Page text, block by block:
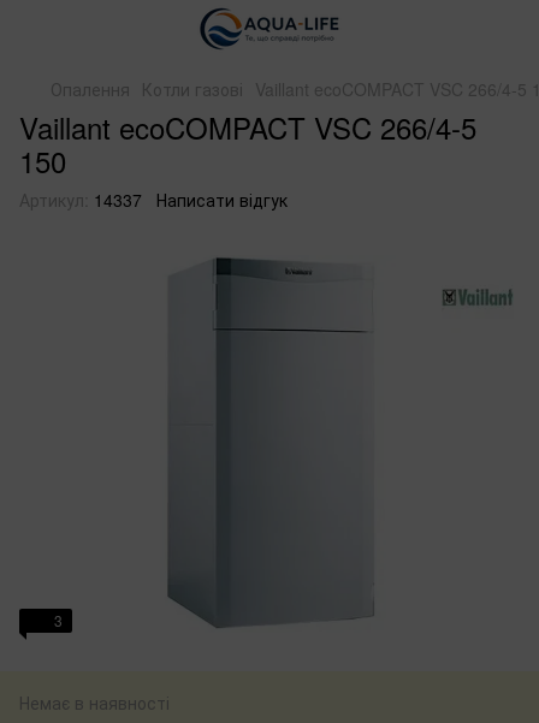
Опалення Котли газові Vaillant ecoCOMPACT VSC 266/4-5
Vaillant ecoCOMPACT VSC 266/4-5
150
Артикул: 14337 Написати відгук
3
Немає в наявності